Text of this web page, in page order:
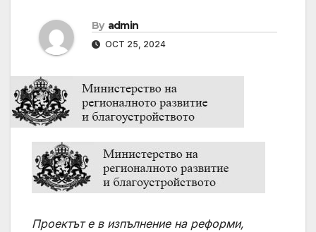
By admin
OCT 25, 2024
Проектът е в изпълнение на реформи,